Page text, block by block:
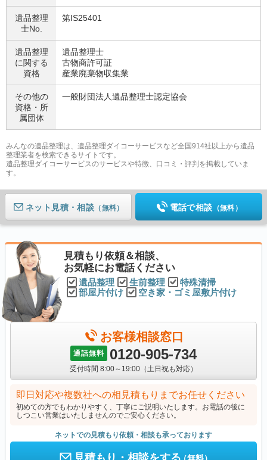
遺品整理
士No.
第IS25401
遺品整理
に関する
資格
遺品整理士
古物商許可証
産業廃棄物収集業
その他の
資格・ 所
属団体
一般財団法人遺品整理士認定協会
みんなの遺品整理は、遺品整理ダイコーサービスなど全国914社以上から遺品
整理業者を検索できるサイトです。
遺品整理ダイコーサービスのサービスや特徴、口コミ・評判を掲載していま
す。
ネット見積 （無料） 電話で相談 （無料）
見積もり依頼＆相談、
お気軽にお電話ください
遺品整理 生前整理
特殊清掃
部屋片付け
空き家・ゴミ屋敷片付け
お客様相談窓口
通話無料 0120-905-734
受付時間 8:00～19:00（土日祝も対応）
即日対応や複数社への相見積もりまでお任せください
初めての方でもわかりやすく、丁寧にご説明いたします。お電話の後に
しつこい営業はいたしませんのでご安心ください。
ネットでの見積もり依頼・相談も承っております
見積もり・相談をする